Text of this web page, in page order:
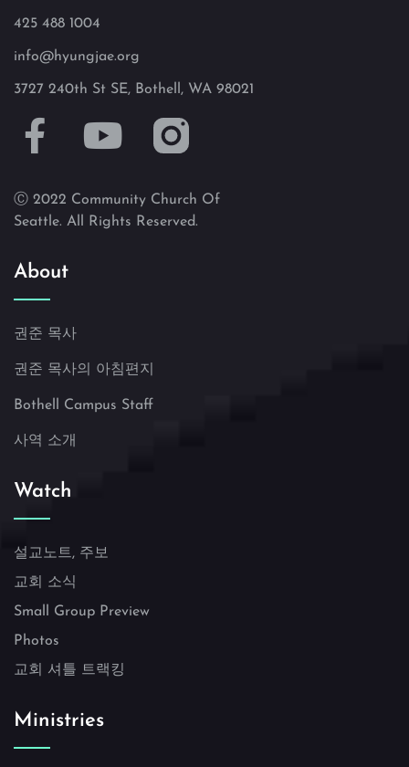
425 488 1004
info@hyungjae.org
3727 240th St SE, Bothell, WA 98021
Ⓒ 2022 Community Church Of
Seattle. All Rights Reserved.
About
권준 목사
권준 목사의 아침편지
Bothell Campus Staff
사역 소개
Watch
설교노트, 주보
교회 소식
Small Group Preview
Photos
교회 셔틀 트랙킹
Ministries